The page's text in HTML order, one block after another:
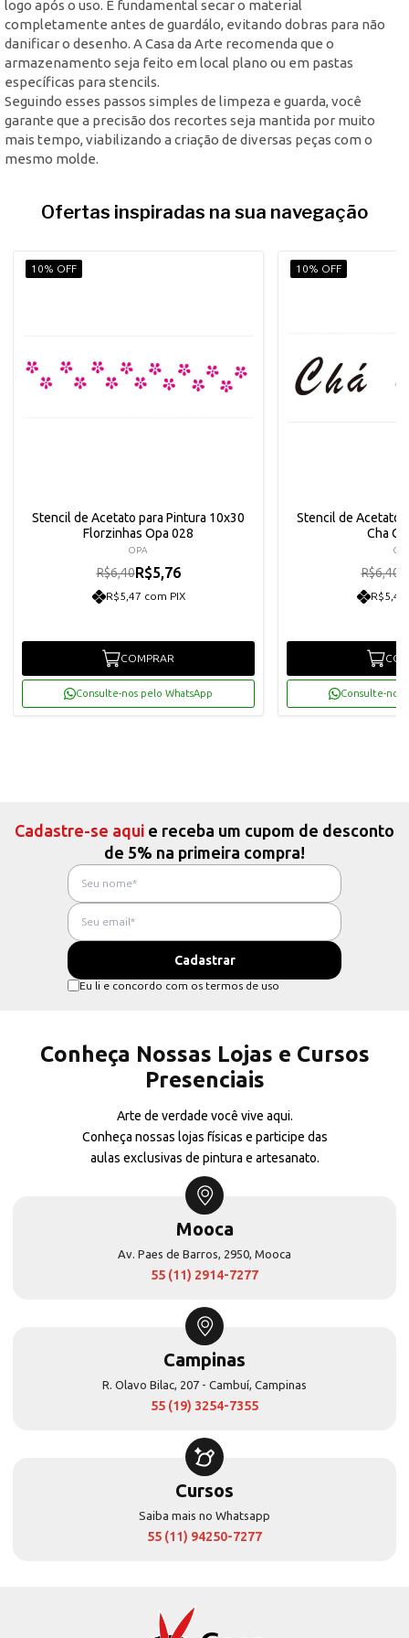
logo após o uso. É fundamental secar o material
completamente antes de guardálo, evitando dobras para não
danificar o desenho. A Casa da Arte recomenda que o
armazenamento seja feito em local plano ou em pastas
específicas para stencils.
Seguindo esses passos simples de limpeza e guarda, você
garante que a precisão dos recortes seja mantida por muito
mais tempo, viabilizando a criação de diversas peças com o
mesmo molde.
Ofertas inspiradas na sua navegação
10% OFF
Stencil de Acetato para Pintura 10x30
Florzinhas Opa 028
OPA
R$6,40R$5,76
R$5,47 com PIX
COMPRAR
Consulte-nos pelo WhatsApp
10% OFF
Stencil de Acetato
Cha
R$6,40
R$5,47
Consulte-nos
Cadastre-se aqui e receba um cupom de desconto
de 5% na primeira compra!
Eu li e concordo com os termos de uso
Conheça Nossas Lojas e Cursos
Presenciais
Arte de verdade você vive aqui.
Conheça nossas lojas físicas e participe das
aulas exclusivas de pintura e artesanato.
Mooca
Av. Paes de Barros, 2950, Mooca
55 (11) 2914-7277
Campinas
R. Olavo Bilac, 207 - Cambuí, Campinas
55 (19) 3254-7355
Cursos
Saiba mais no Whatsapp
55 (11) 94250-7277